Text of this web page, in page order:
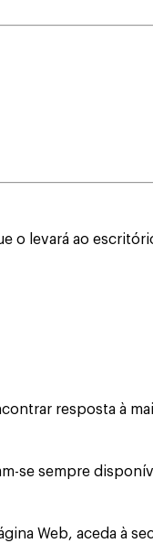
o levará ao
resposta à
se sempre
Web, aceda à